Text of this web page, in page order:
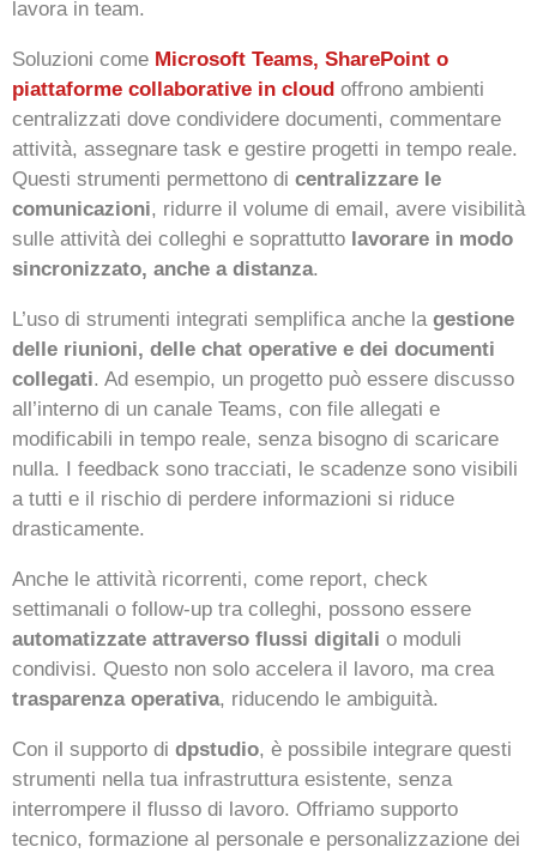
lavora in team.
Soluzioni come Microsoft Teams, SharePoint o
piattaforme collaborative in cloud offrono ambienti
centralizzati dove condividere documenti, commentare
attività, assegnare task e gestire progetti in tempo reale.
Questi strumenti permettono di centralizzare le
comunicazioni, ridurre il volume di email, avere visibilità
sulle attività dei colleghi e soprattutto lavorare in modo
sincronizzato, anche a distanza.
L’uso di strumenti integrati semplifica anche la gestione
delle riunioni, delle chat operative e dei documenti
collegati. Ad esempio, un progetto può essere discusso
all’interno di un canale Teams, con file allegati e
modificabili in tempo reale, senza bisogno di scaricare
nulla. I feedback sono tracciati, le scadenze sono visibili
a tutti e il rischio di perdere informazioni si riduce
drasticamente.
Anche le attività ricorrenti, come report, check
settimanali o follow-up tra colleghi, possono essere
automatizzate attraverso flussi digitali o moduli
condivisi. Questo non solo accelera il lavoro, ma crea
trasparenza operativa, riducendo le ambiguità.
Con il supporto di dpstudio, è possibile integrare questi
strumenti nella tua infrastruttura esistente, senza
interrompere il flusso di lavoro. Offriamo supporto
tecnico, formazione al personale e personalizzazione dei